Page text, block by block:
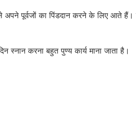
अपने पूर्वजों का पिंडदान करने के लिए आते
स्नान करना बहुत पुण्य कार्य माना जाता है।